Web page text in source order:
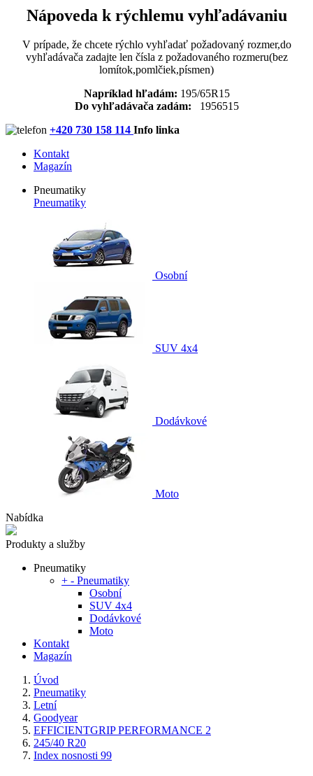
Nápoveda k rýchlemu vyhľadávaniu
V prípade, že chcete rýchlo vyhľadať požadovaný rozmer,do
vyhľadávača zadajte len čísla z požadovaného rozmeru(bez
lomítok,pomlčiek,písmen)
Napríklad hľadám: 195/65R15
Do vyhľadávača zadám: 1956515
+420 730 158 114 Info linka
Kontakt
Magazín
Pneumatiky
Pneumatiky
Osobní
SUV 4x4
Dodávkové
Moto
Nabídka
Produkty a služby
Pneumatiky
+ - Pneumatiky
Osobní
SUV 4x4
Dodávkové
Moto
Kontakt
Magazín
Úvod
Pneumatiky
Letní
Goodyear
EFFICIENTGRIP PERFORMANCE 2
245/40 R20
Index nosnosti 99